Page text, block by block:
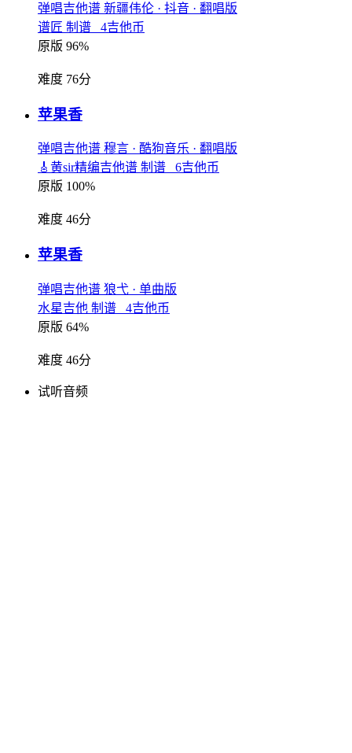
弹唱吉他谱 新疆伟伦 · 抖音 · 翻唱版
谱匠 制谱 4吉他币
原版 96%
难度 76分
苹果香
弹唱吉他谱 穆言 · 酷狗音乐 · 翻唱版
🎸黄sir精编吉他谱 制谱 6吉他币
原版 100%
难度 46分
苹果香
弹唱吉他谱 狼弋 · 单曲版
水星吉他 制谱 4吉他币
原版 64%
难度 46分
试听音频